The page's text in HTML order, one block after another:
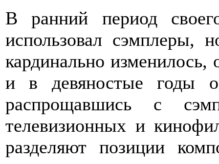
В ранний период
использовал сэмплеры,
кардинально изменилось,
и в девяностые годы
распрощавшись с
телевизионных и
разделяют позиции